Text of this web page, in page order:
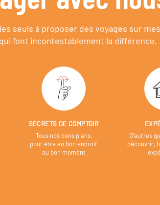
seuls à proposer des voyages sur
font incontestablement la différence.
SECRETS DE COMPTOIR
Tous nos bons plans,
pour être au bon endroit
au bon moment
D’autres
découvrir,